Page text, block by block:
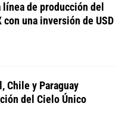
línea de producción del
con una inversión de USD
Chile y Paraguay
del Cielo Único